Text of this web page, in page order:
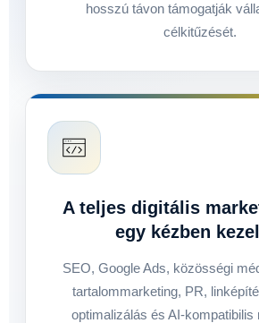
hosszú távon támogatják
célkitűzését.
A teljes digitális
egy kézben
SEO, Google Ads, közösségi
tartalommarketing, PR,
optimalizálás és AI-kompatibilis